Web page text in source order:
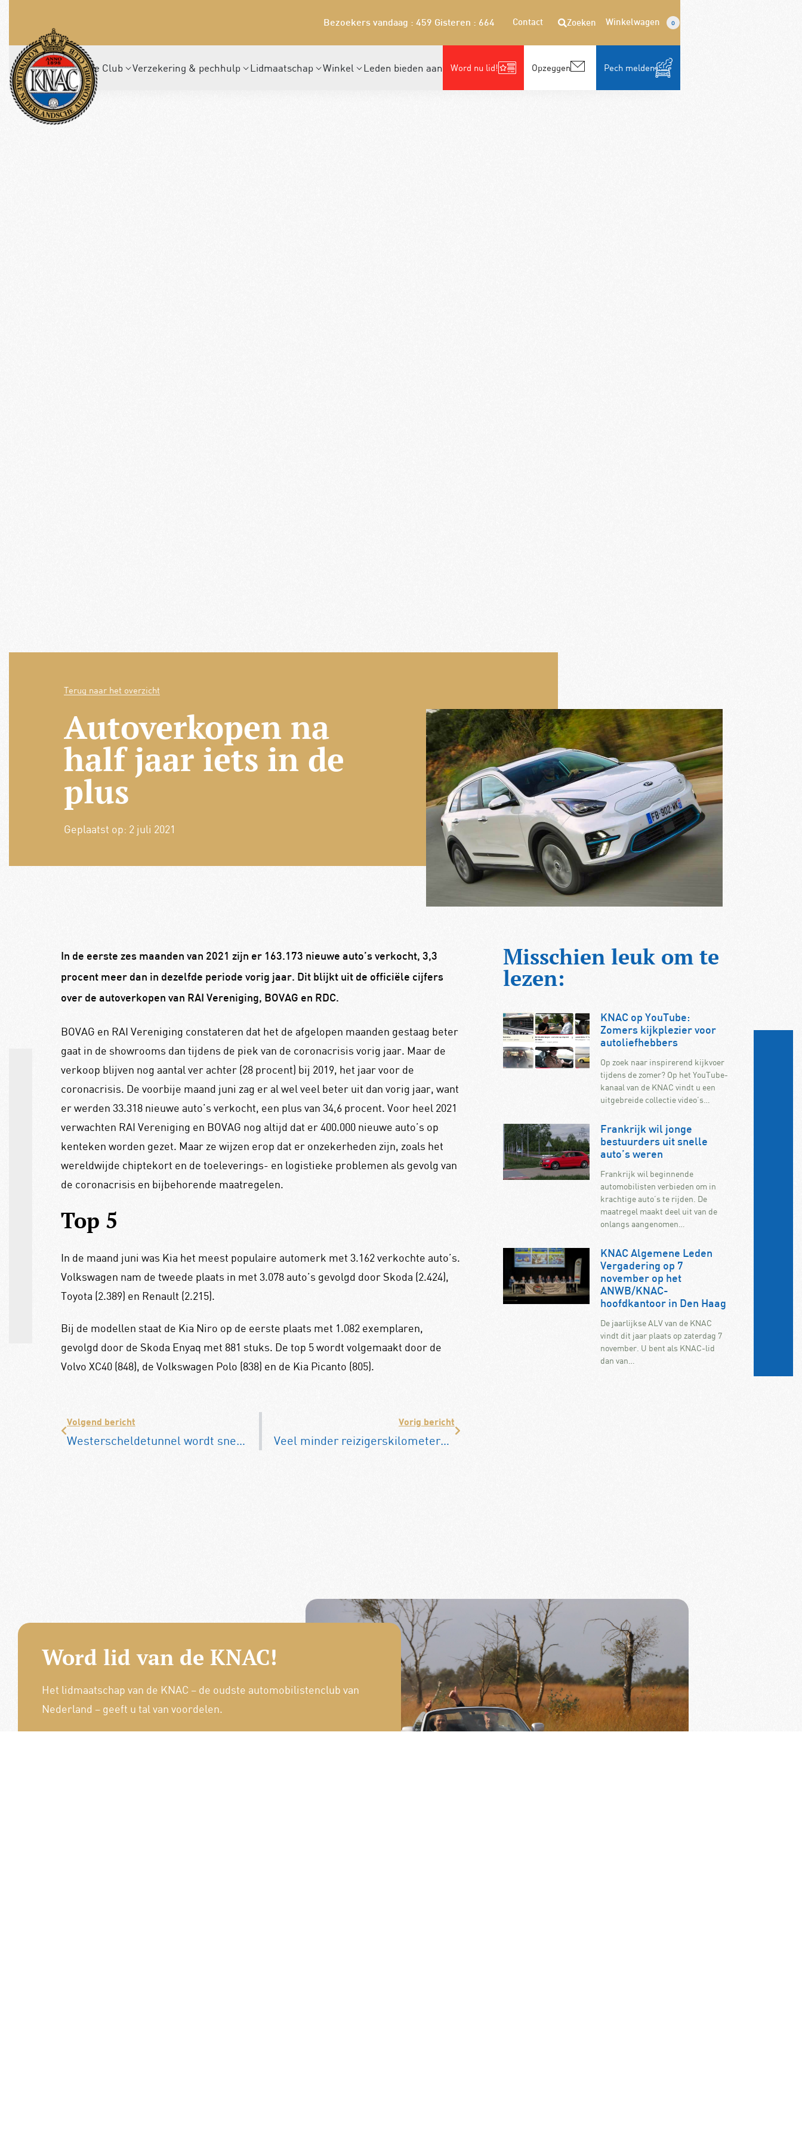
Bezoekers vandaag : 459 Gisteren : 664 Contact Zoeken Winkelwagen 0
De Club Verzekering & pechhulp Lidmaatschap Winkel Leden bieden aan Word nu lid! Opzeggen Pech melden
Terug naar het overzicht
Autoverkopen na
half jaar iets in de
plus
Geplaatst op: 2 juli 2021
In de eerste zes maanden van 2021 zijn er 163.173 nieuwe auto’s verkocht, 3,3
procent meer dan in dezelfde periode vorig jaar. Dit blijkt uit de officiële cijfers
over de autoverkopen van RAI Vereniging, BOVAG en RDC.
BOVAG en RAI Vereniging constateren dat het de afgelopen maanden gestaag beter
gaat in de showrooms dan tijdens de piek van de coronacrisis vorig jaar. Maar de
verkoop blijven nog aantal ver achter (28 procent) bij 2019, het jaar voor de
coronacrisis. De voorbije maand juni zag er al wel veel beter uit dan vorig jaar, want
er werden 33.318 nieuwe auto’s verkocht, een plus van 34,6 procent. Voor heel 2021
verwachten RAI Vereniging en BOVAG nog altijd dat er 400.000 nieuwe auto’s op
kenteken worden gezet. Maar ze wijzen erop dat er onzekerheden zijn, zoals het
wereldwijde chiptekort en de toeleverings- en logistieke problemen als gevolg van
de coronacrisis en bijbehorende maatregelen.
Top 5
In de maand juni was Kia het meest populaire automerk met 3.162 verkochte auto’s.
Volkswagen nam de tweede plaats in met 3.078 auto’s gevolgd door Skoda (2.424),
Toyota (2.389) en Renault (2.215).
Bij de modellen staat de Kia Niro op de eerste plaats met 1.082 exemplaren,
gevolgd door de Skoda Enyaq met 881 stuks. De top 5 wordt volgemaakt door de
Volvo XC40 (848), de Volkswagen Polo (838) en de Kia Picanto (805).
Volgend bericht
Westerscheldetunnel wordt snel tolvrij
Vorig bericht
Veel minder reizigerskilometers in 2020
Misschien leuk om te
lezen:
KNAC op YouTube:
Zomers kijkplezier voor
autoliefhebbers
Op zoek naar inspirerend kijkvoer
tijdens de zomer? Op het YouTube-
kanaal van de KNAC vindt u een
uitgebreide collectie video’s…
Frankrijk wil jonge
bestuurders uit snelle
auto’s weren
Frankrijk wil beginnende
automobilisten verbieden om in
krachtige auto’s te rijden. De
maatregel maakt deel uit van de
onlangs aangenomen…
KNAC Algemene Leden
Vergadering op 7
november op het
ANWB/KNAC-
hoofdkantoor in Den Haag
De jaarlijkse ALV van de KNAC
vindt dit jaar plaats op zaterdag 7
november. U bent als KNAC-lid
dan van…
Word lid van de KNAC!
Het lidmaatschap van de KNAC – de oudste automobilistenclub van
Nederland – geeft u tal van voordelen.